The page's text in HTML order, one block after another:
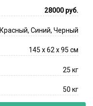
28000 руб.
Красный, Синий, Черный
145 x 62 x 95 см
25 кг
50 кг